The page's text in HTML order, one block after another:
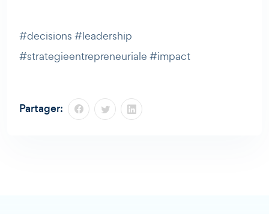
#decisions #leadership
#strategieentrepreneuriale #impact
Partager: